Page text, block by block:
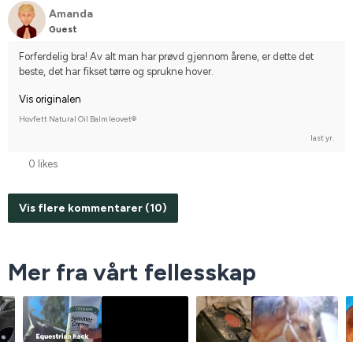
Amanda
Guest
Forferdelig bra! Av alt man har prøvd gjennom årene, er dette det
beste, det har fikset tørre og sprukne hover.
Vis originalen
Hovfett Natural Oil Balm leovet®
last yr.
0 likes
Vis flere kommentarer (10)
Mer fra vårt fellesskap